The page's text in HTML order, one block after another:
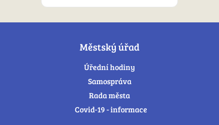
Městský úřad
Úřední hodiny
Samospráva
Rada města
Covid-19 - informace